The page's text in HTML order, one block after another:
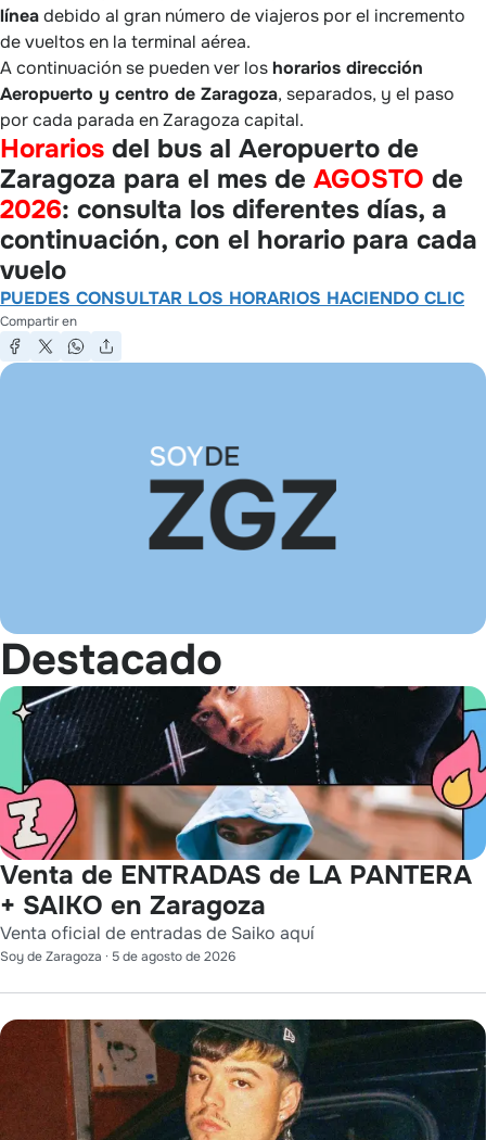
líneadebido al gran número de viajeros por el incremento
de vueltos en la terminal aérea.
A continuación se pueden ver loshorarios dirección
Aeropuerto y centro de Zaragoza, separados, y el paso
por cada parada en Zaragoza capital.
Horarios del bus al Aeropuerto de
Zaragoza para el mes de AGOSTO de
2026: consulta los diferentes días, a
continuación, con el horario para cada
vuelo
PUEDES CONSULTAR LOS HORARIOS HACIENDO CLIC
Compartir en
Destacado
Venta de ENTRADAS de LA PANTERA
+ SAIKO en Zaragoza
Venta oficial de entradas de Saiko aquí
Soy de Zaragoza · 5 de agosto de 2026